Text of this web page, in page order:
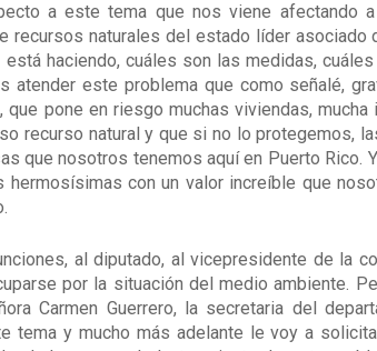
a este tema que nos viene afectando
recursos naturales del estado líder asociado
haciendo, cuáles son las medidas,
atender este problema que como señalé,
pone en riesgo muchas viviendas,
recurso natural y que si no lo protegemos,
que nosotros tenemos aquí en Puerto Rico.
hermosísimas con un valor increíble que
al diputado, al vicepresidente de la
por la situación del medio ambiente.
Carmen Guerrero, la secretaria del
tema y mucho más adelante le voy a